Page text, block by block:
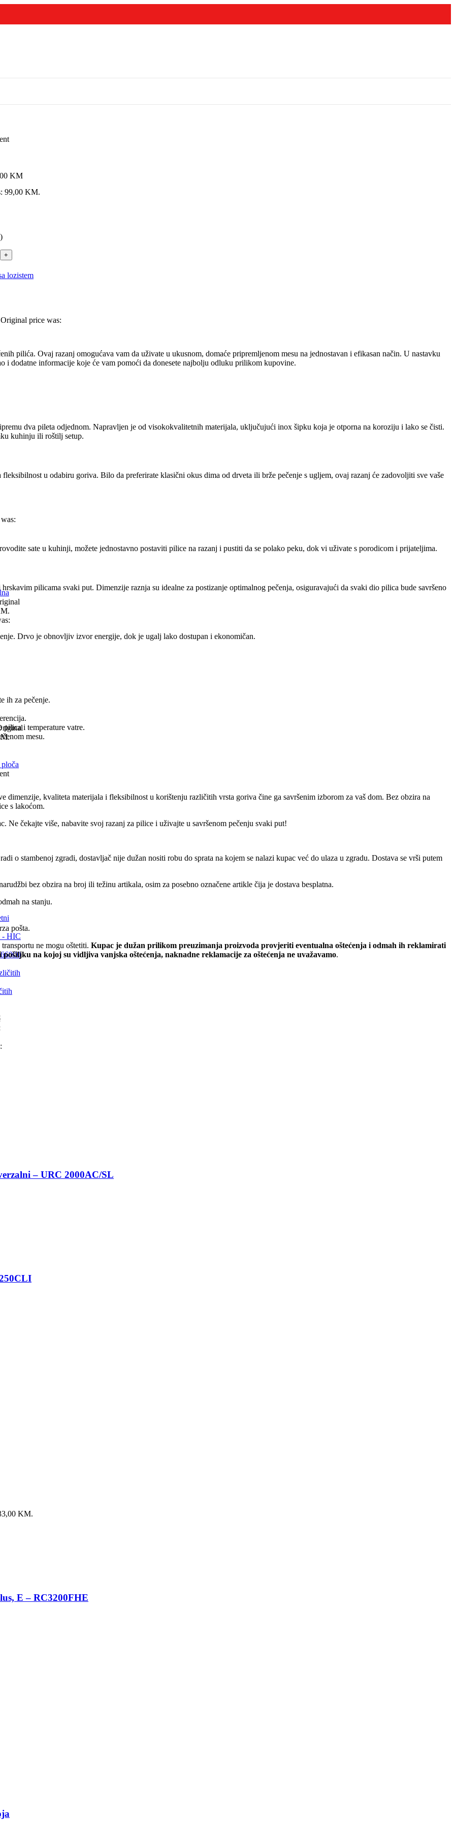
KM
Original price was:
- HIC
99,00 KM.
lozistem
pilića. Ovaj razanj omogućava vam da uživate u ukusnom, domaće pripremljenom mesu na jednostavan i efikasan način. U nastavku
i dodatne informacije koje će vam pomoći da donesete najbolju odluku prilikom kupovine.
dva pileta odjednom. Napravljen je od visokokvalitetnih materijala, uključujući inox šipku koja je otporna na koroziju i lako se čisti.
kuhinju ili roštilj setup.
u odabiru goriva. Bilo da preferirate klasični okus dima od drveta ili brže pečenje s ugljem, ovaj razanj će zadovoljiti sve vaše
sate u kuhinji, možete jednostavno postaviti pilice na razanj i pustiti da se polako peku, dok vi uživate s porodicom i prijateljima.
pilicama svaki put. Dimenzije raznja su idealne za postizanje optimalnog pečenja, osiguravajući da svaki dio pilica bude savršeno
Drvo je obnovljiv izvor energije, dok je ugalj lako dostupan i ekonomičan.
ih za pečenje.
pilica i temperature vatre.
mesu.
dimenzije, kvaliteta materijala i fleksibilnost u korištenju različitih vrsta goriva čine ga savršenim izborom za vaš dom. Bez obzira na
s lakoćom.
čekajte više, nabavite svoj razanj za pilice i uživajte u savršenom pečenju svaki put!
o stambenoj zgradi, dostavljač nije dužan nositi robu do sprata na kojem se nalazi kupac već do ulaza u zgradu. Dostava se vrši putem
bez obzira na broj ili težinu artikala, osim za posebno označene artikle čija je dostava besplatna.
na stanju.
pošta.
ne mogu oštetiti. Kupac je dužan prilikom preuzimanja proizvoda provjeriti eventualna oštećenja i odmah ih reklamirati
na kojoj su vidljiva vanjska oštećenja, naknadne reklamacije za oštećenja ne uvažavamo.
– URC 2000AC/SL
KM.
E – RC3200FHE